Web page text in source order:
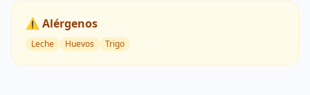
⚠️ Alérgenos
Leche Huevos Trigo